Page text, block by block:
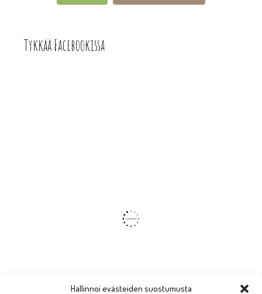
Hallinnoi evästeiden suostumusta
Tykkää Facebookissa